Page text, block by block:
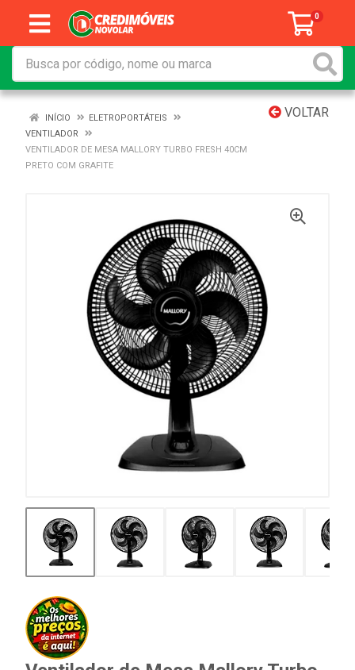
0
VOLTAR
INÍCIO
ELETROPORTÁTEIS
VENTILADOR
VENTILADOR DE MESA MALLORY TURBO FRESH 40CM
PRETO COM GRAFITE